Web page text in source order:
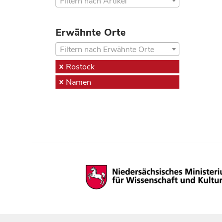
Erwähnte Orte
Filtern nach Erwähnte Orte
Rostock
Namen